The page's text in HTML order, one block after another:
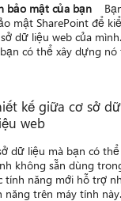
bảo mật của bạn
mật SharePoint để
dữ liệu web của
có thể xây dựng
kế giữa cơ sở
web
dữ liệu mà bạn có
không sẵn dùng
tính năng mới hỗ trợ
trên máy tính này.